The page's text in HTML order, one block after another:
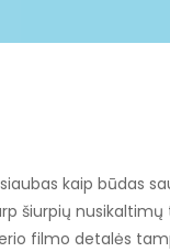
kaip būdas
šiurpių nusikaltimų
filmo detalės